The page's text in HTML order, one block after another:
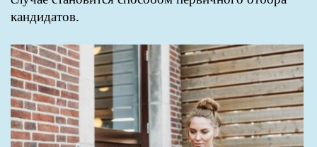
кандидатов.